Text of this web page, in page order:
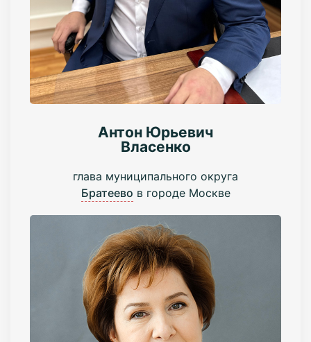
Антон Юрьевич
Власенко
глава муниципального округа
Братеево в городе Москве